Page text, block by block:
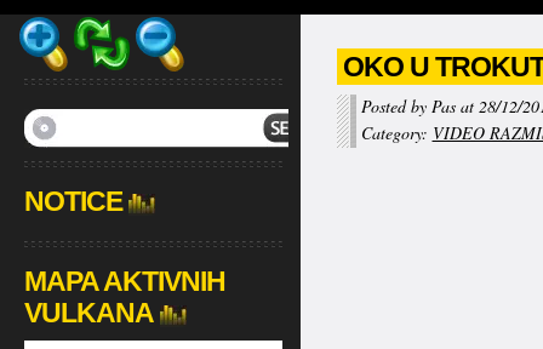
OKO U
Posted by Pas at 28/12/
Category: VIDEO
NOTICE
MAPA AKTIVNIH
VULKANA